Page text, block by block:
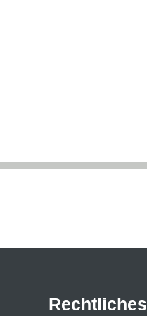
Rechtliches